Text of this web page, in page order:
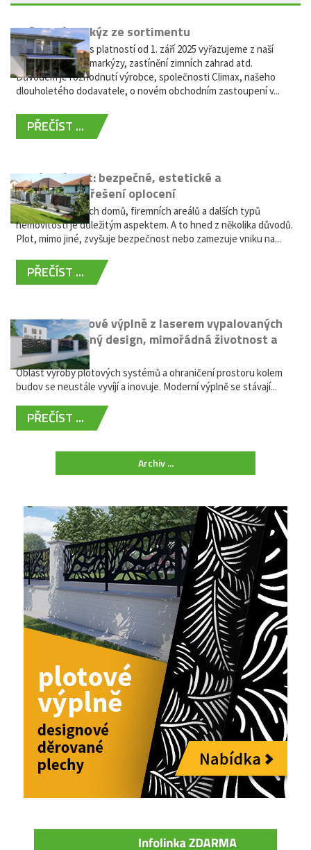
Vyřazení markýz ze sortimentu
Vážení zákazníci, s platností od 1. září 2025 vyřazujeme z naší
nabídky výsuvné markýzy, zastínění zimních zahrad atd.
Důvodem je rozhodnutí výrobce, společnosti Climax, našeho
dlouholetého dodavatele, o novém obchodním zastoupení v...
PŘEČÍST ...
Hliníkový plot: bezpečné, estetické a
bezúdržbové řešení oplocení
Oplocení rodinných domů, firemních areálů a dalších typů
nemovitostí je důležitým aspektem. A to hned z několika důvodů.
Plot, mimo jiné, zvyšuje bezpečnost nebo zamezuje vniku na...
PŘEČÍST ...
Moderní plotové výplně z laserem vypalovaných
kovů: výjimečný design, mimořádná životnost a
žádná údržba
Oblast výroby plotových systémů a ohraničení prostoru kolem
budov se neustále vyvíjí a inovuje. Moderní výplně se stávají...
PŘEČÍST ...
Archiv ...